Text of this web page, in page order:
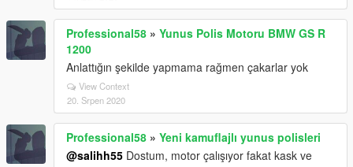
Professional58 » Yunus Polis Motoru BMW GS R
1200
Anlattığın şekilde yapmama rağmen çakarlar yok
View Context
20. Srpen 2020
Professional58 » Yeni kamuflajlı yunus polisleri
@salihh55 Dostum, motor çalışıyor fakat kask ve